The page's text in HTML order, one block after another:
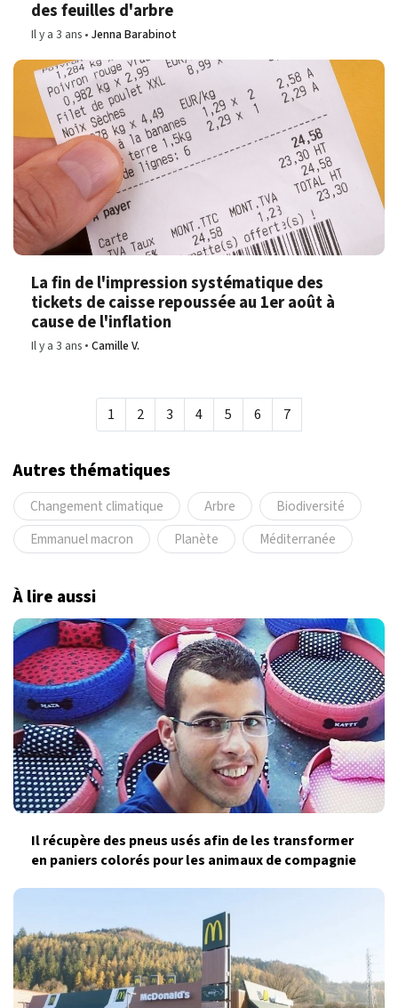
des feuilles d'arbre
Il y a 3 ans Jenna Barabinot
La fin de l'impression systématique des
tickets de caisse repoussée au 1er août à
cause de l'inflation
Il y a 3 ans Camille V.
1 2 3 4 5 6 7
Autres thématiques
Changement climatique Arbre
Biodiversité
Emmanuel macron
Planète Méditerranée
À lire aussi
Il récupère des pneus usés afin de les transformer
en paniers colorés pour les animaux de compagnie